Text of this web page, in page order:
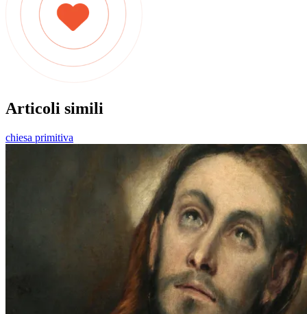
Articoli simili
chiesa primitiva